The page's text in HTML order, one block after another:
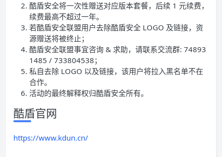
酷盾安全将一次性赠送对应版本套餐，后续 1 元续费，
续费最高不超过一年。
若酷盾安全联盟用户去除酷盾安全 LOGO 及链接，资
源赠送将被终止；
酷盾安全联盟事宜咨询 & 求助，请联系交流群: 74893
1485 / 733804538；
私自去除 LOGO 以及链接，该用户将拉入黑名单不在
合作。
活动的最终解释权归酷盾安全所有。
酷盾官网
https://www.kdun.cn/